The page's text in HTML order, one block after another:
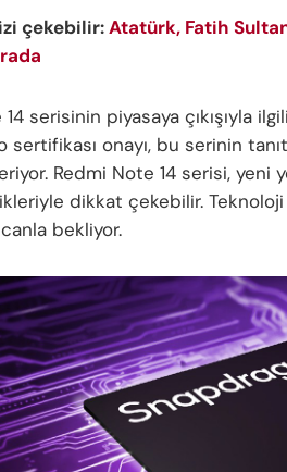
çekebilir:Atatürk, Fatih
14 serisinin piyasaya çıkışıyla
sertifikası onayı, bu serinin
Redmi Note 14 serisi, yeni
dikkat çekebilir. Teknoloji
bekliyor.